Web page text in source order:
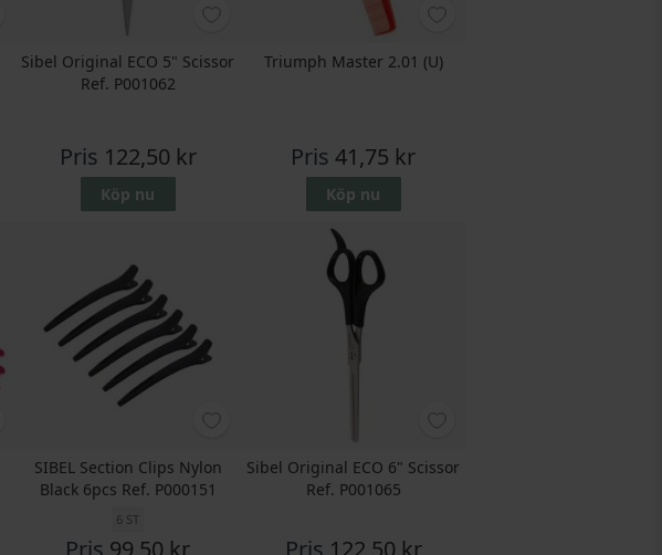
Sibel Original ECO 5" Scissor
Ref. P001062
Pris 122,50 kr
Köp nu
Triumph Master 2.01 (U)
Pris 41,75 kr
Köp nu
SIBEL Section Clips Nylon
Black 6pcs Ref. P000151
6 ST
Sibel Original ECO 6" Scissor
Ref. P001065